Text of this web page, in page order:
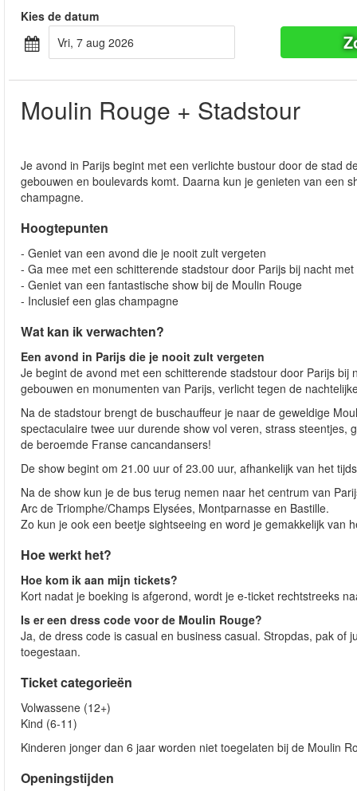
Kies de datum
vri, 7 aug 2026
Moulin Rouge + Stadstour
Je avond in Parijs begint met een verlichte bustour door de stad
gebouwen en boulevards komt. Daarna kun je genieten van een
champagne.
Hoogtepunten
- Geniet van een avond die je nooit zult vergeten
- Ga mee met een schitterende stadstour door Parijs bij nacht
- Geniet van een fantastische show bij de Moulin Rouge
- Inclusief een glas champagne
Wat kan ik verwachten?
Een avond in Parijs die je nooit zult vergeten
Je begint de avond met een schitterende stadstour door Parijs
gebouwen en monumenten van Parijs, verlicht tegen de
Na de stadstour brengt de buschauffeur je naar de geweldige
spectaculaire twee uur durende show vol veren, strass
de beroemde Franse cancandansers!
De show begint om 21.00 uur of 23.00 uur, afhankelijk van het
Na de show kun je de bus terug nemen naar het centrum van
Arc de Triomphe/Champs Elysées, Montparnasse en Bastille.
Zo kun je ook een beetje sightseeing en word je gemakkelijk
Hoe werkt het?
Hoe kom ik aan mijn tickets?
Kort nadat je boeking is afgerond, wordt je e-ticket rechtstreeks
Is er een dress code voor de Moulin Rouge?
Ja, de dress code is casual en business casual. Stropdas, pak
toegestaan.
Ticket categorieën
Volwassene (12+)
Kind (6-11)
Kinderen jonger dan 6 jaar worden niet toegelaten bij de Moulin
Openingstijden